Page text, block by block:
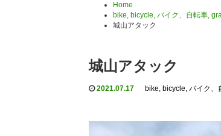
Home
bike, bicycle, バイク、自転車,
城山アタック
城山アタック
2021.07.17 bike, bicycle, バイク、